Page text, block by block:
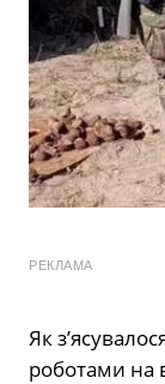
РЕКЛАМА
Як
роботами на